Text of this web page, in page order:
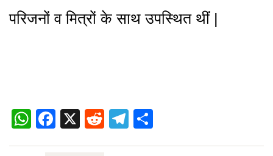
परिजनों व मित्रों के साथ उपस्थित थीं |
WhatsApp
Facebook
X RedditTelegram